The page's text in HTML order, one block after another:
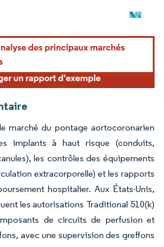
réutilisation nécessite une attribution sous CC BY
marché du pontage aortocoronarien
implants à haut risque (conduits,
les contrôles des équipements
extracorporelle) et les rapports
hospitalier. Aux États-Unis,
les autorisations Traditional 510(k)
de circuits de perfusion et
avec une supervision des greffons